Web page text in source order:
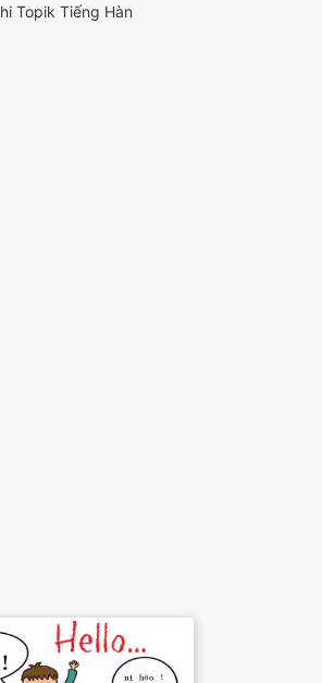
Topik Tiếng Hàn